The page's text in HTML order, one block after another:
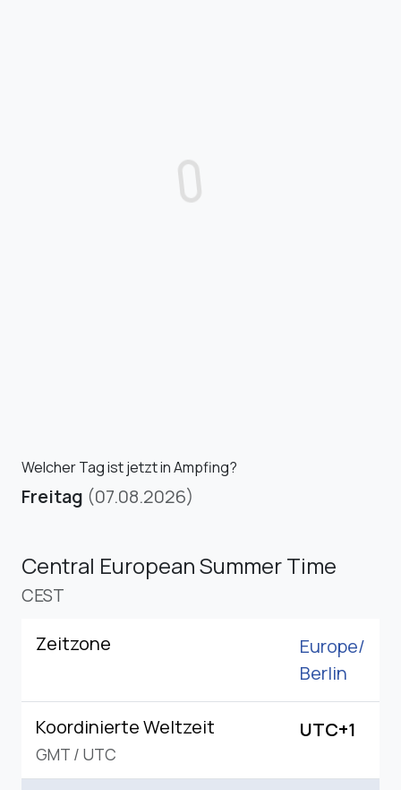
Welcher Tag ist jetzt in Ampfing?
Freitag (07.08.2026)
Central European Summer Time
CEST
Zeitzone
Europe/
Berlin
Koordinierte Weltzeit
GMT / UTC
UTC+1